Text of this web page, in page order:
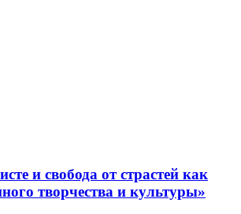
и свобода от страстей как
творчества и культуры»